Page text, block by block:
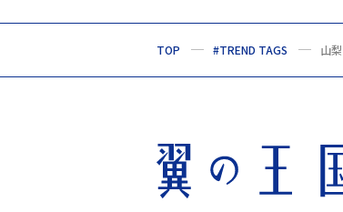
TOP #TREND TAGS 山梨